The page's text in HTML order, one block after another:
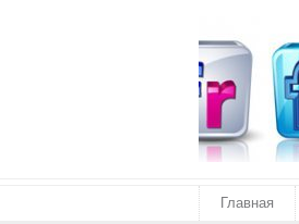
Главная